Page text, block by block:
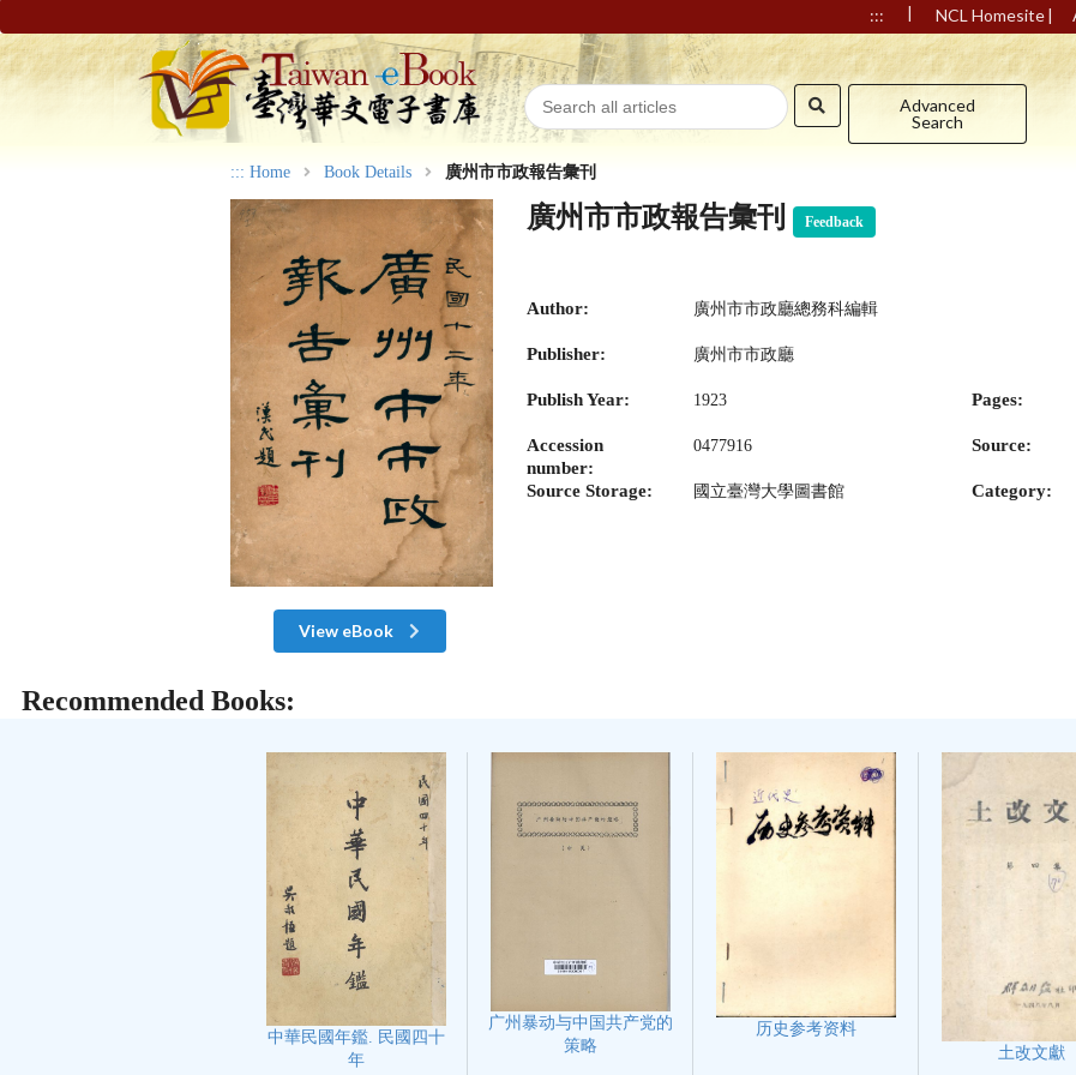
::: | NCL Homesite|
Advanced
Search
::: Home Book Details 廣州市市政報告彙刊
View eBook
廣州市市政報告彙刊 Feedback
Author: 廣州市市政廳總務科編輯
Publisher: 廣州市市政廳
Publish Year: 1923 Pages:
Accession
number:
0477916 Source:
Source Storage: 國立臺灣大學圖書館 Category:
Recommended Books:
中華民國年鑑. 民國四十
年
广州暴动与中国共产党的
策略
历史参考资料
土改文獻